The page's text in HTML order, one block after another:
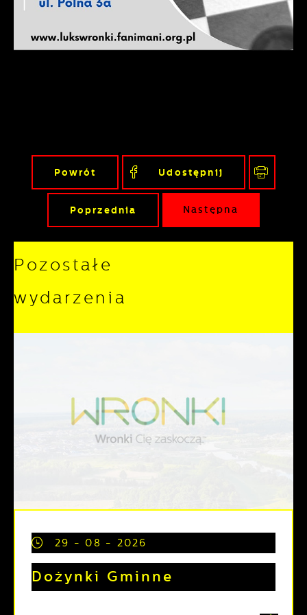
Powrót Udostępnij
Poprzednia Następna
Pozostałe
wydarzenia
29 - 08 - 2026
Dożynki Gminne
pojawić się na stronach podmiotów trzecich
lub firm będących naszymi partnerami oraz
innych dostawców usług. Firmy te działają w